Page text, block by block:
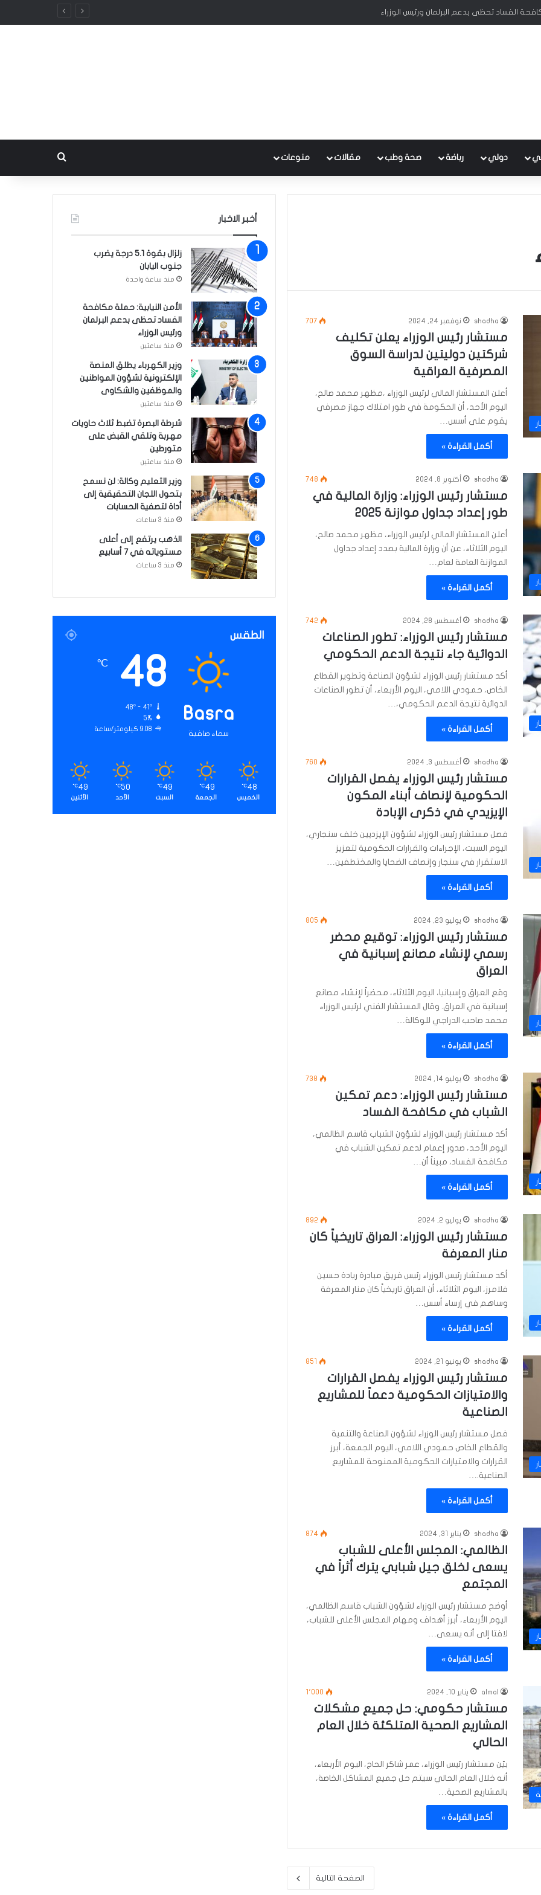
الإلكترونية لشؤون المواطنين والموظفين والشكاوى
دولي رباضة صحة وطب مقالات منوعات
shadha نوفمبر 24, 2024 707
مستشار رئيس الوزراء يعلن تكليف
شركتين دوليتين لدراسة السوق
المصرفية العراقية
أعلن المستشار المالي لرئيس الوزراء ،مظهر محمد صالح،
اليوم الأحد، أن الحكومة في طور امتلاك جهاز مصرفي
يقوم على أسس…
أكمل القراءة »
shadha أكتوبر 8, 2024 748
مستشار رئيس الوزراء: وزارة المالية في
طور إعداد جداول موازنة 2025
أعلن المستشار المالي لرئيس الوزراء، مظهر محمد صالح،
اليوم الثلاثاء، عن أن وزارة المالية بصدد إعداد جداول
الموازنة العامة لعام…
أكمل القراءة »
shadha أغسطس 28, 2024 742
مستشار رئيس الوزراء: تطور الصناعات
الدوائية جاء نتيجة الدعم الحكومي
أكد مستشار رئيس الوزراء لشؤون الصناعة وتطوير القطاع
الخاص، حمودي اللامي، اليوم الأربعاء، أن تطور الصناعات
الدوائية نتيجة الدعم الحكومي،…
أكمل القراءة »
shadha أغسطس 3, 2024 760
مستشار رئيس الوزراء يفصل القرارات
الحكومية لإنصاف أبناء المكون
الإيزيدي في ذكرى الإبادة
فصل مستشار رئيس الوزراء لشؤون الإيزديين خلف سنجاري،
اليوم السبت، الإجراءات والقرارات الحكومية لتعزيز
الاستقرار في سنجار وإنصاف الضحايا والمختطفين…
أكمل القراءة »
shadha يوليو 23, 2024 805
مستشار رئيس الوزراء: توقيع محضر
رسمي لإنشاء مصانع إسبانية في
العراق
وقع العراق وإسبانيا، اليوم الثلاثاء، محضراً لإنشاء مصانع
إسبانية في العراق. وقال المستشار الفني لرئيس الوزراء
محمد صاحب الدراجي للوكالة…
أكمل القراءة »
shadha يوليو 14, 2024 738
مستشار رئيس الوزراء: دعم تمكين
الشباب في مكافحة الفساد
أكد مستشار رئيس الوزراء لشؤون الشباب قاسم الظالمي،
اليوم الأحد، صدور إعمام لدعم تمكين الشباب في
مكافحة الفساد، مبيناً أن…
أكمل القراءة »
shadha يوليو 2, 2024 892
مستشار رئيس الوزراء: العراق تاريخياً كان
منار المعرفة
أكد مستشار رئيس الوزراء رئيس فريق مبادرة ريادة حسين
فلامرز، اليوم الثلاثاء، أن العراق تاريخياً كان منار المعرفة
وساهم في إرساء أسس…
أكمل القراءة »
shadha يونيو 21, 2024 851
مستشار رئيس الوزراء يفصل القرارات
والامتيازات الحكومية دعماً للمشاريع
الصناعية
فصل مستشار رئيس الوزراء لشؤون الصناعة والتنمية
والقطاع الخاص حمودي اللامي، اليوم الجمعة، أبرز
القرارات والامتيازات الحكومية الممنوحة للمشاريع
الصناعية.…
أكمل القراءة »
shadha يناير 31, 2024 874
الظالمي: المجلس الأعلى للشباب
يسعى لخلق جيل شبابي يترك أثراً في
المجتمع
أوضح مستشار رئيس الوزراء لشؤون الشباب قاسم الظالمي،
اليوم الأربعاء، أبرز أهداف ومهام المجلس الأعلى للشباب،
لافتا إلى أنه يسعى…
أكمل القراءة »
almal يناير 10, 2024 1٬000
مستشار حكومي: حل جميع مشكلات
المشاريع الصحية المتلكئة خلال العام
الحالي
بيّن مستشار رئيس الوزراء، عمر شاكر الحاج، اليوم الأربعاء،
أنه خلال العام الحالي سيتم حل جميع المشاكل الخاصة،
بالمشاريع الصحية…
أكمل القراءة »
الصفحة التالية
أخبر الاخبار
زلزال بقوة 5.1 درجة يضرب
جنوب اليابان
منذ ساعة واحدة
الأمن النيابية: حملة مكافحة
الفساد تحظى بدعم البرلمان
ورئيس الوزراء
منذ ساعتين
وزير الكهرباء يطلق المنصة
الإلكترونية لشؤون المواطنين
والموظفين والشكاوى
منذ ساعتين
شرطة البصرة تضبط ثلاث حاويات
مهربة وتلقي القبض على
متورطين
منذ ساعتين
وزير التعليم وكالة: لن نسمح
بتحول اللجان التحقيقية إلى
أداة لتصفية الحسابات
منذ 3 ساعات
الذهب يرتفع إلى أعلى
مستوياته في 7 أسابيع
منذ 3 ساعات
الطقس
Basra
سماء صافية
48
℃
48º - 41º
5%
9.08 كيلومتر/ساعة
48
℃
الخميس
49
℃
الجمعة
49
℃
السبت
50
℃
الأحد
49
℃
الأثنين